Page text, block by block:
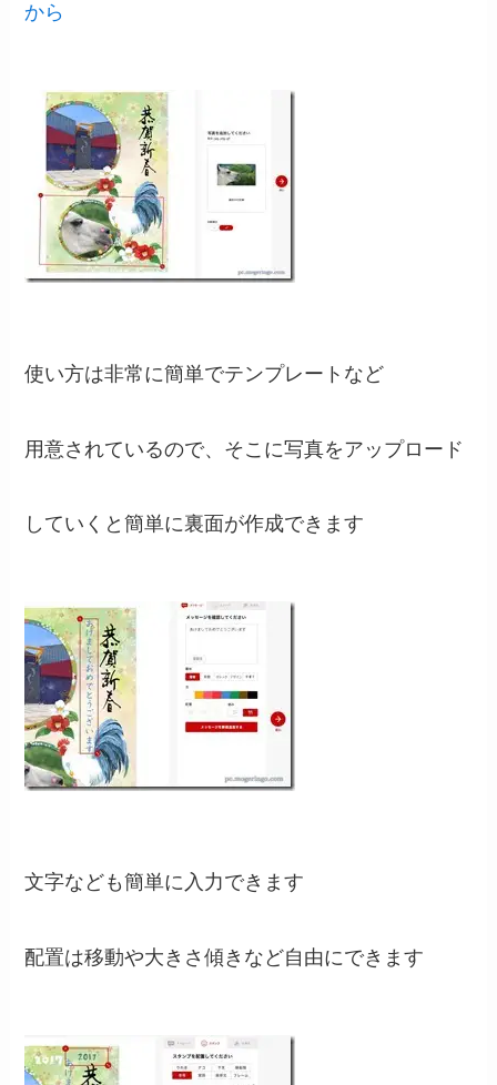
から
使い方は非常に簡単でテンプレートなど
用意されているので、そこに写真をアップロード
していくと簡単に裏面が作成できます
文字なども簡単に入力できます
配置は移動や大きさ傾きなど自由にできます